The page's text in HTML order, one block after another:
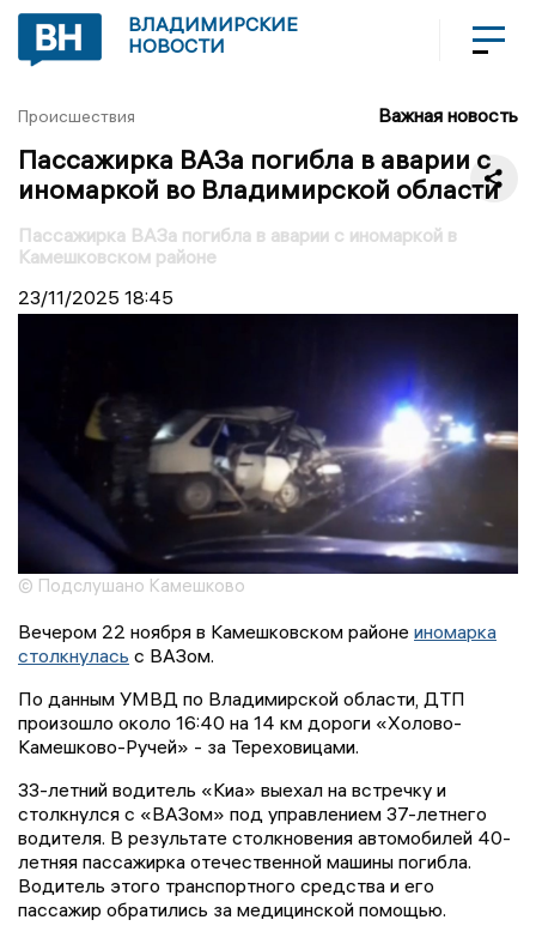
ВЛАДИМИРСКИЕ
НОВОСТИ
Происшествия Важная новость
Пассажирка ВАЗа погибла в аварии с
иномаркой во Владимирской области
Пассажирка ВАЗа погибла в аварии с иномаркой в
Камешковском районе
23/11/2025 18:45
© Подслушано Камешково
Вечером 22 ноября в Камешковском районе иномарка
столкнулась с ВАЗом.
По данным УМВД по Владимирской области, ДТП
произошло около 16:40 на 14 км дороги «Холово-
Камешково-Ручей» - за Тереховицами.
33-летний водитель «Киа» выехал на встречку и
столкнулся с «ВАЗом» под управлением 37-летнего
водителя. В результате столкновения автомобилей 40-
летняя пассажирка отечественной машины погибла.
Водитель этого транспортного средства и его
пассажир обратились за медицинской помощью.